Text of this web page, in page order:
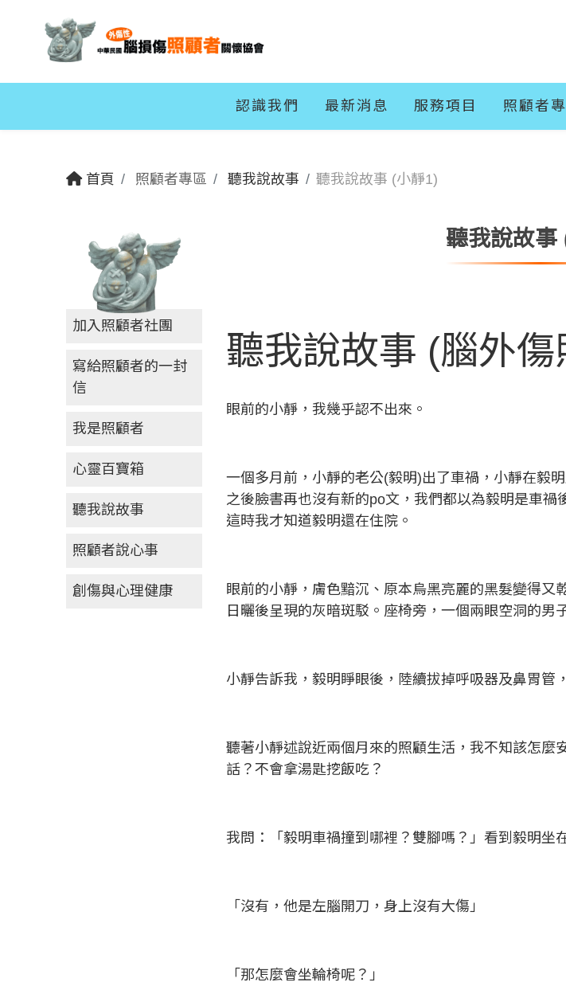
認識我們 最新消息 服務項目 照顧者
首頁 照顧者專區 聽我說故事 聽我說故事 (小靜1)
聽我說故事
加入照顧者社團
寫給照顧者的一封
信
我是照顧者
心靈百寶箱
聽我說故事
照顧者說心事
創傷與心理健康
聽我說故事 (腦外
眼前的小靜，我幾乎認不出來。
一個多月前，小靜的老公(毅明)出了車禍，小靜在毅
之後臉書再也沒有新的po文，我們都以為毅明是車禍
這時我才知道毅明還在住院。
眼前的小靜，膚色黯沉、原本烏黑亮麗的黑髮變得
日曬後呈現的灰暗斑駁。座椅旁，一個兩眼空洞的男
小靜告訴我，毅明睜眼後，陸續拔掉呼吸器及鼻胃管
聽著小靜述說近兩個月來的照顧生活，我不知該怎
話？不會拿湯匙挖飯吃？
我問：「毅明車禍撞到哪裡？雙腳嗎？」看到毅明坐
「沒有，他是左腦開刀，身上沒有大傷」
「那怎麼會坐輪椅呢？」